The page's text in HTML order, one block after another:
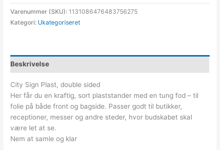
Varenummer (SKU): 1131086476483756275
Kategori: Ukategoriseret
Beskrivelse
City Sign Plast, double sided
Her får du en kraftig, sort plaststander med en tung fod – til
folie på både front og bagside. Passer godt til butikker,
receptioner, messer og andre steder, hvor budskabet skal
være let at se.
Nem at samle og klar